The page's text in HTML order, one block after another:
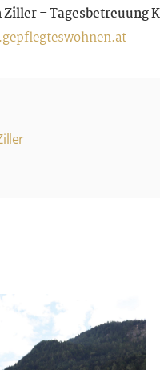
– Tagesbetreuung